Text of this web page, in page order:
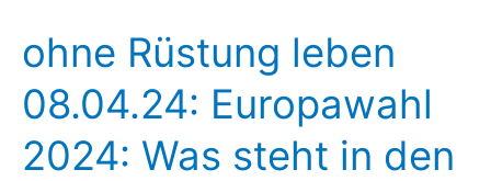
ohne Rüstung leben
08.04.24: Europawahl
2024: Was steht in den